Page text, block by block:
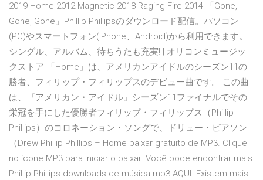
2019 Home 2012 Magnetic 2018 Raging Fire 2014 「Gone,
Gone, Gone」Phillip Phillipsのダウンロード配信。パソコン
(PC)やスマートフォン(iPhone、Android)から利用できます。
シングル、アルバム、待ちうたも充実! | オリコンミュージッ
クストア 「Home」は、アメリカンアイドルのシーズン11の
勝者、フィリップ・フィリップスのデビュー曲です。 この曲
は、『アメリカン・アイドル』シーズン11ファイナルでその
栄冠を手にした優勝者フィリップ・フィリップス（Phillip
Phillips）のコロネーション・ソングで、ドリュー・ピアソン
（Drew Phillip Phillips – Home baixar gratuito de MP3. Clique
no ícone MP3 para iniciar o baixar. Você pode encontrar mais
Phillip Phillips downloads de música mp3 AQUI. Existem mais